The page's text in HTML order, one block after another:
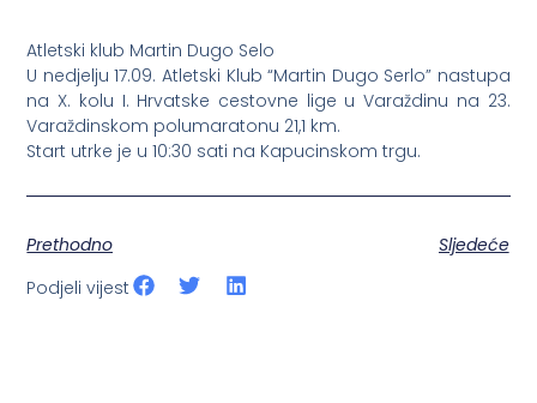
Atletski klub Martin Dugo Selo
U nedjelju 17.09. Atletski Klub “Martin Dugo Serlo” nastupa
na X. kolu I. Hrvatske cestovne lige u Varaždinu na 23.
Varaždinskom polumaratonu 21,1 km.
Start utrke je u 10:30 sati na Kapucinskom trgu.
Prethodno
Sljedeće
Podjeli vijest